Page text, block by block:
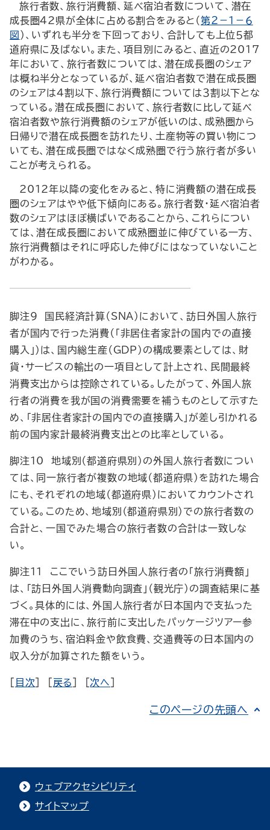
旅行者数、旅行消費額、延べ宿泊者数について、潜在
成長圏42県が全体に占める割合をみると（第２－１－６
図 ）、いずれも半分を下回っており、合計しても上位５都
道府県に及ばない。また、項目別にみると、直近の2017
年において、旅行者数については、潜在成長圏のシェア
は概ね半分となっているが、延べ宿泊者数で潜在成長圏
のシェアは４割以下、旅行消費額については３割以下とな
っている。潜在成長圏において、旅行者数に比して延べ
宿泊者数や旅行消費額のシェアが低いのは、成熟圏から
日帰りで潜在成長圏を訪れたり、土産物等の買い物につ
いても、潜在成長圏ではなく成熟圏で行う旅行者が多い
ことが考えられる。
2012年以降の変化をみると、特に消費額の潜在成長
圏のシェアはやや低下傾向にある。旅行者数・延べ宿泊者
数のシェアはほぼ横ばいであることから、これらについ
ては、潜在成長圏において成熟圏並に伸びている一方、
旅行消費額はそれに呼応した伸びにはなっていないこと
がわかる。
脚注9 国民経済計算（SNA）において、訪日外国人旅行
者が国内で行った消費（「非居住者家計の国内での直接
購入」）は、国内総生産（GDP）の構成要素としては、財
貨・サービスの輸出の一項目として計上され、民間最終
消費支出からは控除されている。したがって、外国人旅
行者の消費を我が国の消費需要を補うものとして示すた
め、「非居住者家計の国内での直接購入」が差し引かれる
前の国内家計最終消費支出との比率としている。
脚注10 地域別（都道府県別）の外国人旅行者数につい
ては、同一旅行者が複数の地域（都道府県）を訪れた場合
にも、それぞれの地域（都道府県）においてカウントされ
ている。このため、地域別（都道府県別）での旅行者数の
合計と、一国でみた場合の旅行者数の合計は一致しな
い。
脚注11 ここでいう訪日外国人旅行者の「旅行消費額」
は、「訪日外国人消費動向調査」（観光庁）の調査結果に基
づく。具体的には、外国人旅行者が日本国内で支払った
滞在中の支出に、旅行前に支出したパッケージツアー参
加費のうち、宿泊料金や飲食費、交通費等の日本国内の
収入分が加算された額をいう。
目次 戻る ] [次へ
このページの先頭へ
ウェブアクセシビリティ
サイトマップ